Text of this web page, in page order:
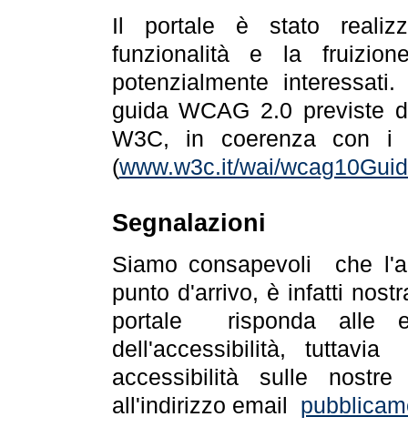
Il portale è stato
funzionalità e la
potenzialmente
guida WCAG 2.0 previste
W3C, in coerenza con i
(www.w3c.it/wai/
Segnalazioni
Siamo consapevoli che
punto d'arrivo, è infatti
portale risponda alle
dell'accessibilità,
accessibilità sulle
all'indirizzo email